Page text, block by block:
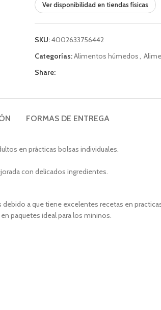
Ver disponibilidad en tiendas físicas
SKU:4002633756442
Categorías:Alimentos húmedos,
Share:
FORMAS DE ENTREGA
en prácticas bolsas individuales.
con delicados ingredientes.
debido a que tiene excelentes recetas en
paquetes ideal para los mininos.